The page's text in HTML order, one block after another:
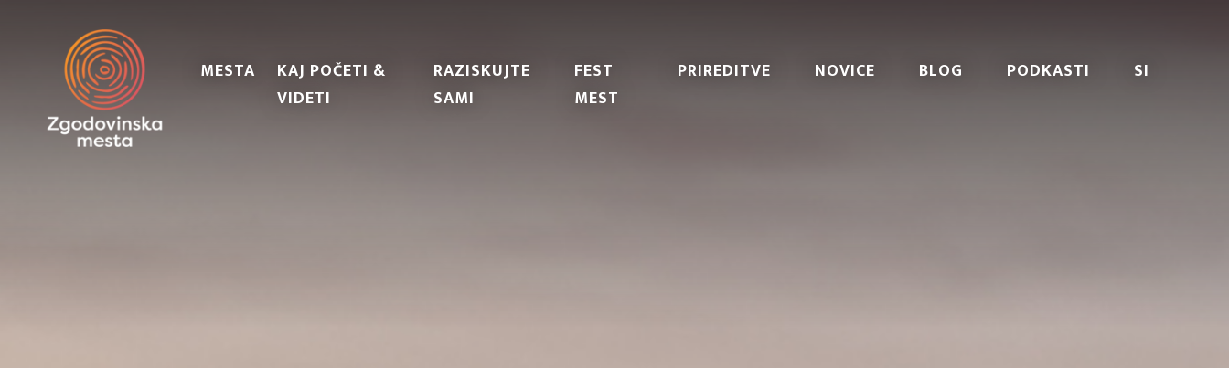
MESTA
KAJ POČETI &
VIDETI
RAZISKUJTE
SAMI
FEST
MEST
PRIREDITVE NOVICE BLOG PODKASTI SI